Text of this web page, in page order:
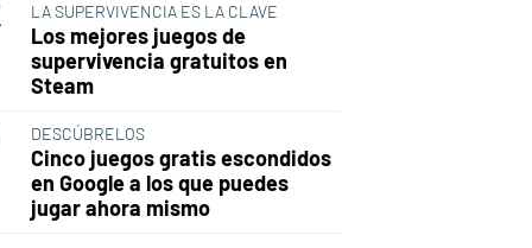
LA SUPERVIVENCIA ES LA CLAVE
Los mejores juegos de
supervivencia gratuitos en
Steam
DESCÚBRELOS
Cinco juegos gratis escondidos
en Google a los que puedes
jugar ahora mismo